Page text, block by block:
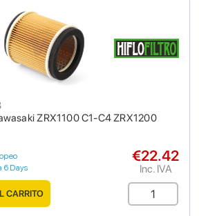
ZRX1100 C1-C4 ZRX1200
6 Days
€22.42
Inc. IVA
CARRITO